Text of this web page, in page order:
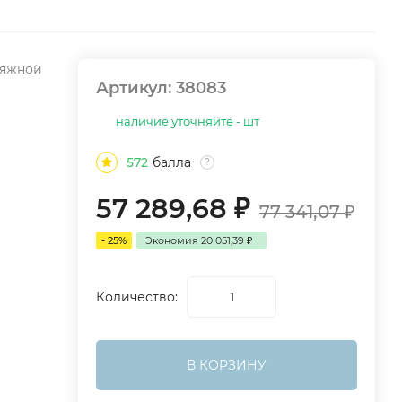
Артикул:38083
наличие уточняйте - шт
572 балла ?
57 289,68₽ 77 341,07₽
- 25% Экономия20 051,39₽
Количество:
В КОРЗИНУ